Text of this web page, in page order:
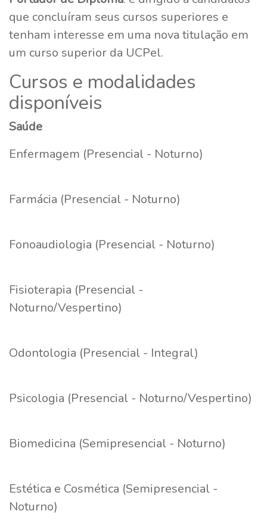
que concluíram seus cursos superiores e
tenham interesse em uma nova titulação em
um curso superior da UCPel.
Cursos e modalidades
disponíveis
Saúde
Enfermagem (Presencial - Noturno)
Farmácia (Presencial - Noturno)
Fonoaudiologia (Presencial - Noturno)
Fisioterapia (Presencial -
Noturno/Vespertino)
Odontologia (Presencial - Integral)
Psicologia (Presencial - Noturno/Vespertino)
Biomedicina (Semipresencial - Noturno)
Estética e Cosmética (Semipresencial -
Noturno)